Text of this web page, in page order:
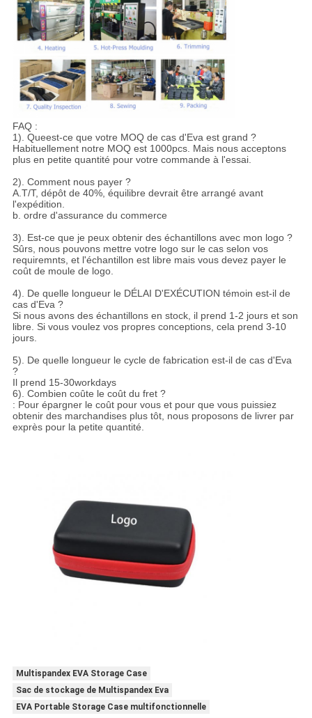
FAQ :
1). Queest-ce que votre MOQ de cas d'Eva est grand ?
Habituellement notre MOQ est 1000pcs. Mais nous acceptons
plus en petite quantité pour votre commande à l'essai.
2). Comment nous payer ?
A.T/T, dépôt de 40%, équilibre devrait être arrangé avant
l'expédition.
b. ordre d'assurance du commerce
3). Est-ce que je peux obtenir des échantillons avec mon logo ?
Sûrs, nous pouvons mettre votre logo sur le cas selon vos
requiremnts, et l'échantillon est libre mais vous devez payer le
coût de moule de logo.
4). De quelle longueur le DÉLAI D'EXÉCUTION témoin est-il de
cas d'Eva ?
Si nous avons des échantillons en stock, il prend 1-2 jours et son
libre. Si vous voulez vos propres conceptions, cela prend 3-10
jours.
5). De quelle longueur le cycle de fabrication est-il de cas d'Eva
?
Il prend 15-30workdays
6). Combien coûte le coût du fret ?
: Pour épargner le coût pour vous et pour que vous puissiez
obtenir des marchandises plus tôt, nous proposons de livrer par
exprès pour la petite quantité.
Multispandex EVA Storage Case
Sac de stockage de Multispandex Eva
EVA Portable Storage Case multifonctionnelle